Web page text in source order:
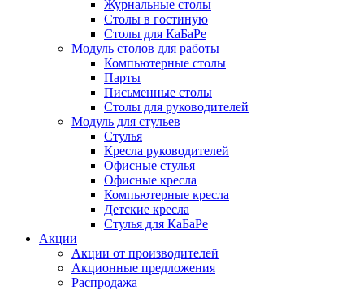
Журнальные столы
Столы в гостиную
Столы для КаБаРе
Модуль столов для работы
Компьютерные столы
Парты
Письменные столы
Столы для руководителей
Модуль для стульев
Стулья
Кресла руководителей
Офисные стулья
Офисные кресла
Компьютерные кресла
Детские кресла
Стулья для КаБаРе
Акции
Акции от производителей
Акционные предложения
Распродажа